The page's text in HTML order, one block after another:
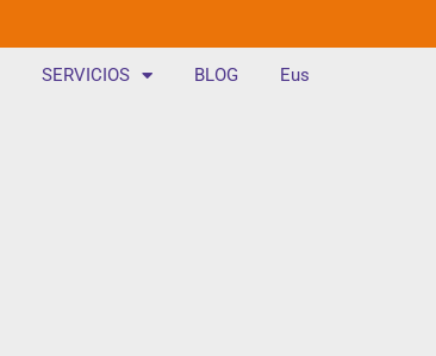
SERVICIOS BLOG Eus